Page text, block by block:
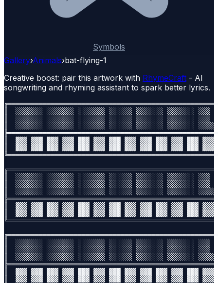
Symbols
Gallery›Animals›bat-flying-1
Creative boost: pair this artwork with RhymeCraft - AI
songwriting and rhyming assistant to spark better lyrics.
║  ░░░░░░░ ░░░░░░░ ░░░░░░░ ░░░░░░ ░░░░░░░ ░░░░░░░
║  ░░░░░░░ ░░░░░░░ ░░░░░░░ ░░░░░░ ░░░░░░░ ░░░░░░░
║  ░░░░░░░ ░░░░░░░ ░░░░░░░ ░░░░░░ ░░░░░░░ ░░░░░░░
║  ▓▓▓ ▓▓▓ ▓▓▓ ▓▓▓ ▓▓▓ ▓▓▓ ▓▓▓ ▓▓▓ ▓▓▓ ▓▓▓ ▓▓▓ ▓▓▓
║  ▓▓▓ ▓▓▓ ▓▓▓ ▓▓▓ ▓▓▓ ▓▓▓ ▓▓▓ ▓▓▓ ▓▓▓ ▓▓▓ ▓▓▓ ▓▓▓
║  ░░░░░░░ ░░░░░░░ ░░░░░░░ ░░░░░░ ░░░░░░░ ░░░░░░░
║  ░░░░░░░ ░░░░░░░ ░░░░░░░ ░░░░░░ ░░░░░░░ ░░░░░░░
║  ░░░░░░░ ░░░░░░░ ░░░░░░░ ░░░░░░ ░░░░░░░ ░░░░░░░
║  ▓▓▓ ▓▓▓ ▓▓▓ ▓▓▓ ▓▓▓ ▓▓▓ ▓▓▓ ▓▓▓ ▓▓▓ ▓▓▓ ▓▓▓ ▓▓▓
║  ▓▓▓ ▓▓▓ ▓▓▓ ▓▓▓ ▓▓▓ ▓▓▓ ▓▓▓ ▓▓▓ ▓▓▓ ▓▓▓ ▓▓▓ ▓▓▓
║  ░░░░░░░ ░░░░░░░ ░░░░░░░ ░░░░░░ ░░░░░░░ ░░░░░░░
║  ░░░░░░░ ░░░░░░░ ░░░░░░░ ░░░░░░ ░░░░░░░ ░░░░░░░
║  ░░░░░░░ ░░░░░░░ ░░░░░░░ ░░░░░░ ░░░░░░░ ░░░░░░░
║  ▓▓▓ ▓▓▓ ▓▓▓ ▓▓▓ ▓▓▓ ▓▓▓ ▓▓▓ ▓▓▓ ▓▓▓ ▓▓▓ ▓▓▓ ▓▓▓
║  ▓▓▓ ▓▓▓ ▓▓▓ ▓▓▓ ▓▓▓ ▓▓▓ ▓▓▓ ▓▓▓ ▓▓▓ ▓▓▓ ▓▓▓ ▓▓▓